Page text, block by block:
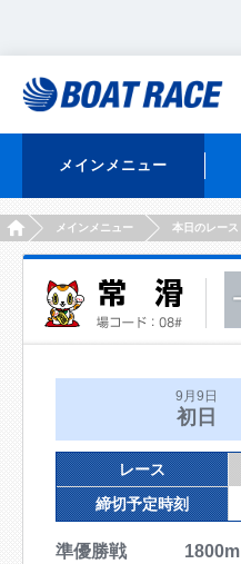
メインメニュー
HOMEメインメニュー 本日のレース
9月9日
初日
レース
締切予定時刻
準優勝戦 1800m